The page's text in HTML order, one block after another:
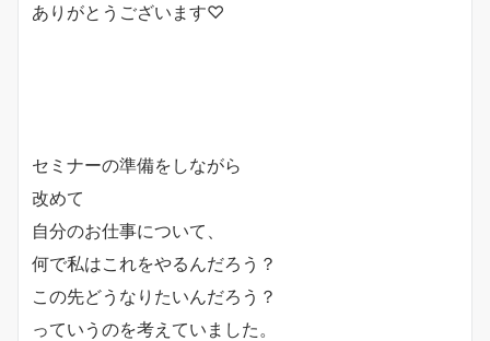
ありがとうございます♡
セミナーの準備をしながら
改めて
自分のお仕事について、
何で私はこれをやるんだろう？
この先どうなりたいんだろう？
っていうのを考えていました。